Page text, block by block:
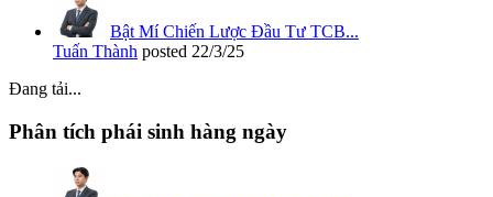
Bật Mí Chiến Lược Đầu Tư TCB...
Tuấn Thành posted 22/3/25
Đang tải...
Phân tích phái sinh hàng ngày